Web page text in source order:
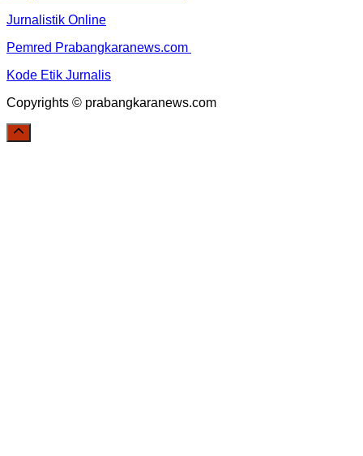
Jurnalistik Online
Pemred Prabangkaranews.com
Kode Etik Jurnalis
Copyrights © prabangkaranews.com